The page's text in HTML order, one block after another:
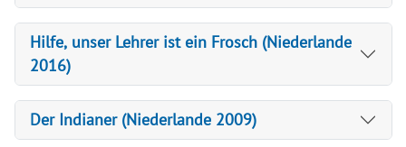
Hilfe, unser Lehrer ist ein Frosch (Niederlande
2016)
Der Indianer (Niederlande 2009)